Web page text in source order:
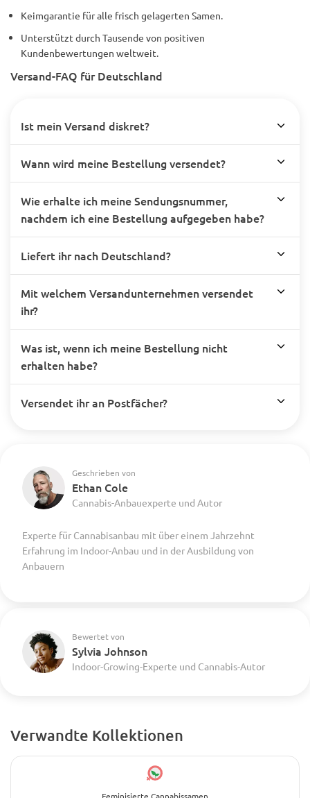
Keimgarantie für alle frisch gelagerten Samen.
Unterstützt durch Tausende von positiven
Kundenbewertungen weltweit.
Versand-FAQ für Deutschland
Ist mein Versand diskret?
Wann wird meine Bestellung versendet?
Wie erhalte ich meine Sendungsnummer,
nachdem ich eine Bestellung aufgegeben habe?
Liefert ihr nach Deutschland?
Mit welchem Versandunternehmen versendet
ihr?
Was ist, wenn ich meine Bestellung nicht
erhalten habe?
Versendet ihr an Postfächer?
Geschrieben von
Ethan Cole
Cannabis-Anbauexperte und Autor
Experte für Cannabisanbau mit über einem Jahrzehnt
Erfahrung im Indoor-Anbau und in der Ausbildung von
Anbauern
Bewertet von
Sylvia Johnson
Indoor-Growing-Experte und Cannabis-Autor
Verwandte Kollektionen
Feminisierte Cannabissamen